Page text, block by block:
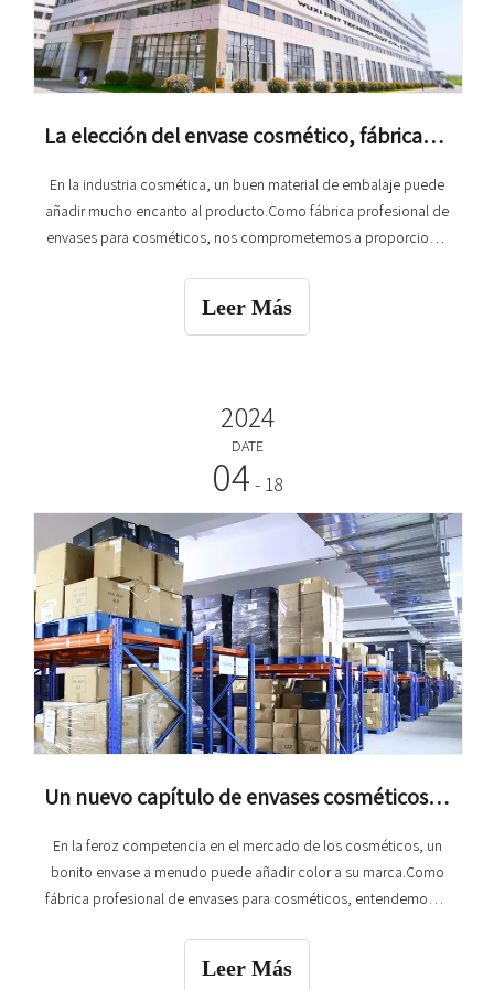
La elección del envase cosmético, fábricas de calidad que esperan su cooperación.
En la industria cosmética, un buen material de embalaje puede
añadir mucho encanto al producto.Como fábrica profesional de
envases para cosméticos, nos comprometemos a proporcionar
cosméticos destaquen más en el mercado.
Leer Más
2024
DATE
04 - 18
Un nuevo capítulo de envases cosméticos, fábrica de calidad contigo para crear brillantes.
En la feroz competencia en el mercado de los cosméticos, un
bonito envase a menudo puede añadir color a su marca.Como
fábrica profesional de envases para cosméticos, entendemos la
clientes envases personalizados de alta calidad.
Leer Más